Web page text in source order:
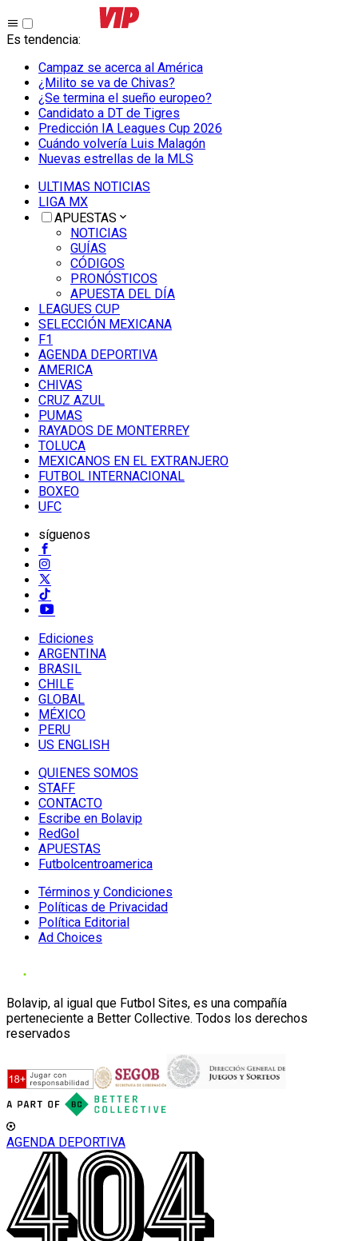
Es tendencia:
Campaz se acerca al América
¿Milito se va de Chivas?
¿Se termina el sueño europeo?
Candidato a DT de Tigres
Predicción IA Leagues Cup 2026
Cuándo volvería Luis Malagón
Nuevas estrellas de la MLS
ULTIMAS NOTICIAS
LIGA MX
APUESTAS
NOTICIAS
GUÍAS
CÓDIGOS
PRONÓSTICOS
APUESTA DEL DÍA
LEAGUES CUP
SELECCIÓN MEXICANA
F1
AGENDA DEPORTIVA
AMERICA
CHIVAS
CRUZ AZUL
PUMAS
RAYADOS DE MONTERREY
TOLUCA
MEXICANOS EN EL EXTRANJERO
FUTBOL INTERNACIONAL
BOXEO
UFC
síguenos
Ediciones
ARGENTINA
BRASIL
CHILE
GLOBAL
MÉXICO
PERU
US ENGLISH
QUIENES SOMOS
STAFF
CONTACTO
Escribe en Bolavip
RedGol
APUESTAS
Futbolcentroamerica
Términos y Condiciones
Políticas de Privacidad
Política Editorial
Ad Choices
Bolavip, al igual que Futbol Sites, es una compañía
perteneciente a Better Collective. Todos los derechos
reservados
AGENDA DEPORTIVA